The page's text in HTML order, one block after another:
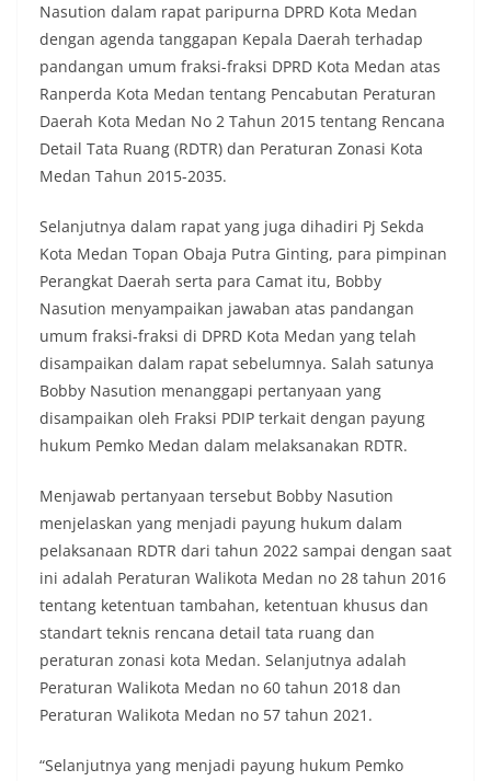
Nasution dalam rapat paripurna DPRD Kota Medan
dengan agenda tanggapan Kepala Daerah terhadap
pandangan umum fraksi-fraksi DPRD Kota Medan atas
Ranperda Kota Medan tentang Pencabutan Peraturan
Daerah Kota Medan No 2 Tahun 2015 tentang Rencana
Detail Tata Ruang (RDTR) dan Peraturan Zonasi Kota
Medan Tahun 2015-2035.
Selanjutnya dalam rapat yang juga dihadiri Pj Sekda
Kota Medan Topan Obaja Putra Ginting, para pimpinan
Perangkat Daerah serta para Camat itu, Bobby
Nasution menyampaikan jawaban atas pandangan
umum fraksi-fraksi di DPRD Kota Medan yang telah
disampaikan dalam rapat sebelumnya. Salah satunya
Bobby Nasution menanggapi pertanyaan yang
disampaikan oleh Fraksi PDIP terkait dengan payung
hukum Pemko Medan dalam melaksanakan RDTR.
Menjawab pertanyaan tersebut Bobby Nasution
menjelaskan yang menjadi payung hukum dalam
pelaksanaan RDTR dari tahun 2022 sampai dengan saat
ini adalah Peraturan Walikota Medan no 28 tahun 2016
tentang ketentuan tambahan, ketentuan khusus dan
standart teknis rencana detail tata ruang dan
peraturan zonasi kota Medan. Selanjutnya adalah
Peraturan Walikota Medan no 60 tahun 2018 dan
Peraturan Walikota Medan no 57 tahun 2021.
“Selanjutnya yang menjadi payung hukum Pemko